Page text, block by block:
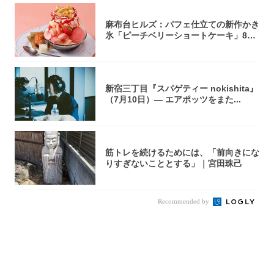
麻布台ヒルズ：パフェ仕立ての新作かき
氷「ピーチベリーショートケーキ」8月
新宿三丁目『スパゲティー nokishita』
（7月10日）― エアポッツをまた...
筋トレを続けるためには、「前向きにな
りすぎないこととする」｜宮田珠己
Recommended by